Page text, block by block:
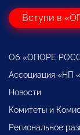
Вступи в
Об «ОПОРЕ
Ассоциация «НП
Новости
Комитеты и
Региональное